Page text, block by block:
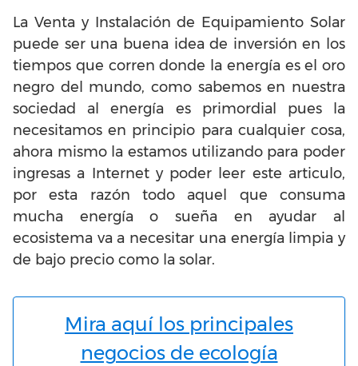
La Venta y Instalación de Equipamiento Solar
puede ser una buena idea de inversión en los
tiempos que corren donde la energía es el oro
negro del mundo, como sabemos en nuestra
sociedad al energía es primordial pues la
necesitamos en principio para cualquier cosa,
ahora mismo la estamos utilizando para poder
ingresas a Internet y poder leer este articulo,
por esta razón todo aquel que consuma
mucha energía o sueña en ayudar al
ecosistema va a necesitar una energía limpia y
de bajo precio como la solar.
Mira aquí los principales
negocios de ecología